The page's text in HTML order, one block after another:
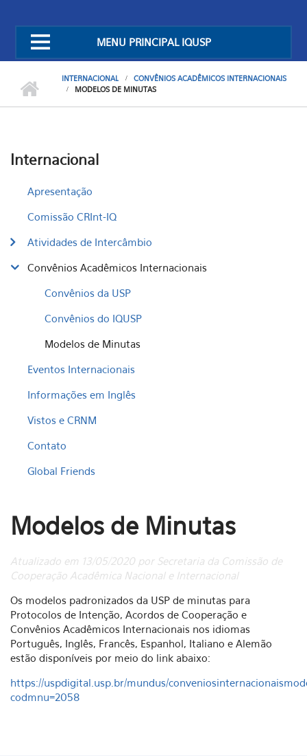
MENU PRINCIPAL IQUSP
INTERNACIONAL
CONVÊNIOS ACADÊMICOS INTERNACIONAIS
MODELOS DE MINUTAS
Internacional
Apresentação
Comissão CRInt-IQ
Atividades de Intercâmbio
Convênios Acadêmicos Internacionais
Convênios da USP
Convênios do IQUSP
Modelos de Minutas
Eventos Internacionais
Informações em Inglês
Vistos e CRNM
Contato
Global Friends
Modelos de Minutas
Atualizado em 13/05/2020 por Secretaria da Comissão de
Cooperação Acadêmica Nacional e Internacional
Os modelos padronizados da USP de minutas para
Protocolos de Intenção, Acordos de Cooperação e
Convênios Acadêmicos Internacionais nos idiomas
Português, Inglês, Francês, Espanhol, Italiano e Alemão
estão disponíveis por meio do link abaixo:
https://uspdigital.usp.br/mundus/
codmnu=2058